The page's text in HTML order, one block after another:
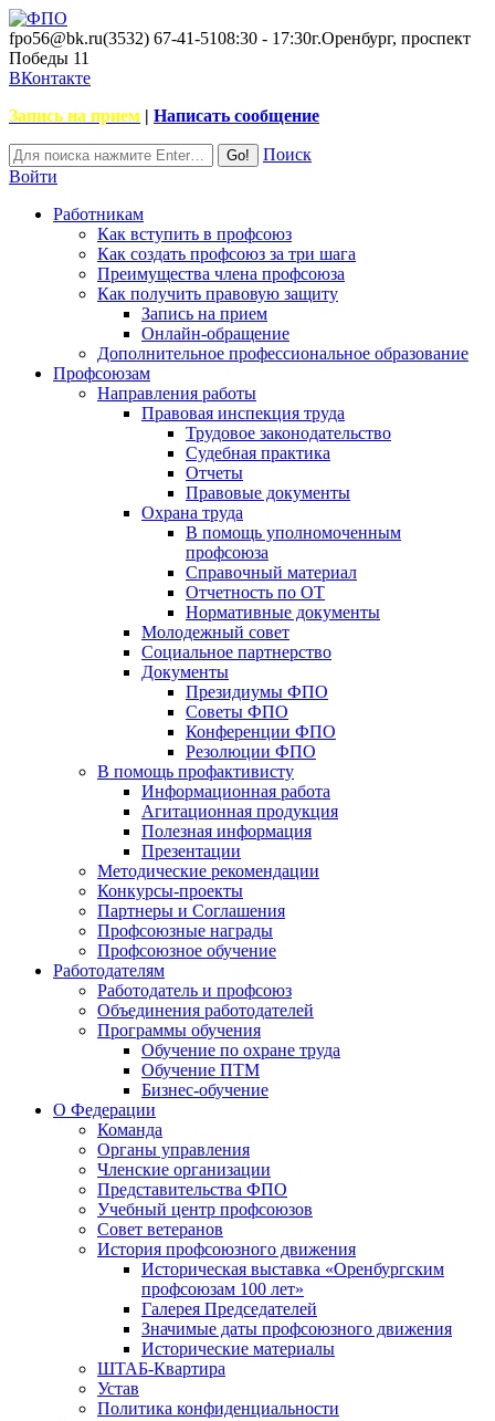
fpo56@bk.ru(3532) 67-41-5108:30 - 17:30г.Оренбург, проспект
Победы 11
ВКонтакте
Запись на прием | Написать сообщение
Поиск
Войти
Работникам
Как вступить в профсоюз
Как создать профсоюз за три шага
Преимущества члена профсоюза
Как получить правовую защиту
Запись на прием
Онлайн-обращение
Дополнительное профессиональное образование
Профсоюзам
Направления работы
Правовая инспекция труда
Трудовое законодательство
Судебная практика
Отчеты
Правовые документы
Охрана труда
В помощь уполномоченным
профсоюза
Справочный материал
Отчетность по ОТ
Нормативные документы
Молодежный совет
Социальное партнерство
Документы
Президиумы ФПО
Советы ФПО
Конференции ФПО
Резолюции ФПО
В помощь профактивисту
Информационная работа
Агитационная продукция
Полезная информация
Презентации
Методические рекомендации
Конкурсы-проекты
Партнеры и Соглашения
Профсоюзные награды
Профсоюзное обучение
Работодателям
Работодатель и профсоюз
Объединения работодателей
Программы обучения
Обучение по охране труда
Обучение ПТМ
Бизнес-обучение
О Федерации
Команда
Органы управления
Членские организации
Представительства ФПО
Учебный центр профсоюзов
Совет ветеранов
История профсоюзного движения
Историческая выставка «Оренбургским
профсоюзам 100 лет»
Галерея Председателей
Значимые даты профсоюзного движения
Исторические материалы
ШТАБ-Квартира
Устав
Политика конфиденциальности